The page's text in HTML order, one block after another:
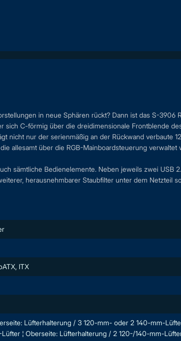
in neue Sphären rückt? Dann ist das S-3906
C-förmig über die dreidimensionale Frontblende
nicht nur der serienmäßig an der Rückwand verbaute
allesamt über die RGB-Mainboardsteuerung
sämtliche Bedienelemente. Neben jeweils zwei USB
herausnehmbarer Staubfilter unter dem Netzteil
ITX
Lüfterhalterung / 3 120-mm- oder 2 140-mm-
Lüfter ¦ Oberseite: Lüfterhalterung / 2 120-/140-mm-